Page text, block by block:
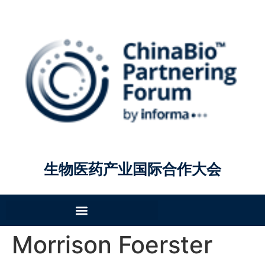
生物医药产业国际合作大会
Morrison Foerster